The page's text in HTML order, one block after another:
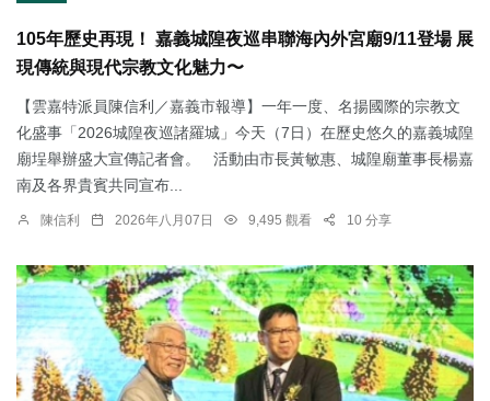
105年歷史再現！ 嘉義城隍夜巡串聯海內外宮廟9/11登場 展
現傳統與現代宗教文化魅力〜
【雲嘉特派員陳信利／嘉義市報導】一年一度、名揚國際的宗教文
化盛事「2026城隍夜巡諸羅城」今天（7日）在歷史悠久的嘉義城隍
廟埕舉辦盛大宣傳記者會。 活動由市長黃敏惠、城隍廟董事長楊嘉
南及各界貴賓共同宣布...
陳信利 2026年八月07日 9,495 觀看 10 分享